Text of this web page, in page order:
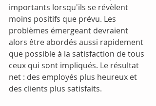
importants lorsqu'ils se révèlent
moins positifs que prévu. Les
problèmes émergeant devraient
alors être abordés aussi rapidement
que possible à la satisfaction de tous
ceux qui sont impliqués. Le résultat
net : des employés plus heureux et
des clients plus satisfaits.